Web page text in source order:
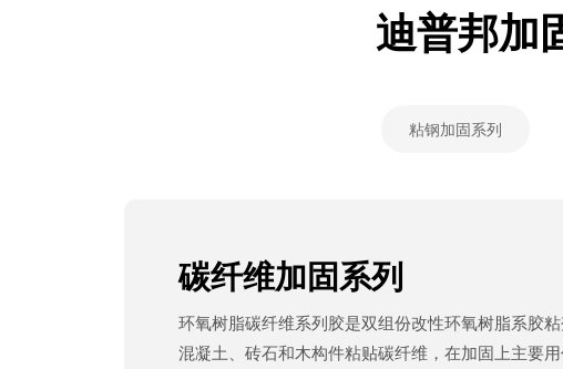
迪普邦加
粘钢加固系列
碳纤维加固系列
环氧树脂碳纤维系列胶是双组份改性环氧树脂系胶
混凝土、砖石和木构件粘贴碳纤维，在加固上主要